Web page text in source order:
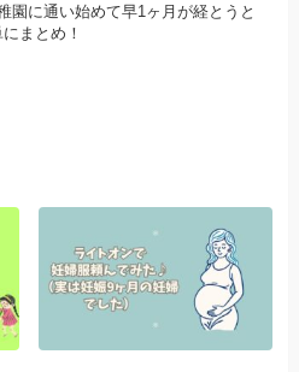
園に通い始めて早1ヶ月が経とうと
まとめ！